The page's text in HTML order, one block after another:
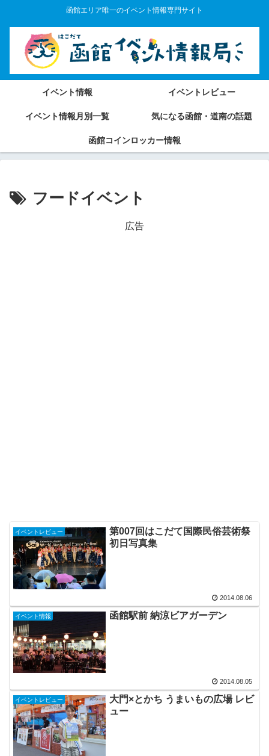
函館エリア唯一のイベント情報専門サイト
イベント情報 イベントレビュー
イベント情報月別一覧 気になる函館・道南の話題
函館コインロッカー情報
フードイベント
広告
イベントレビュー
第007回はこだて国際民俗芸術祭
初日写真集
2014.08.06
イベント情報 函館駅前 納涼ビアガーデン
2014.08.05
イベントレビュー
大門×とかち うまいもの広場 レビ
ュー